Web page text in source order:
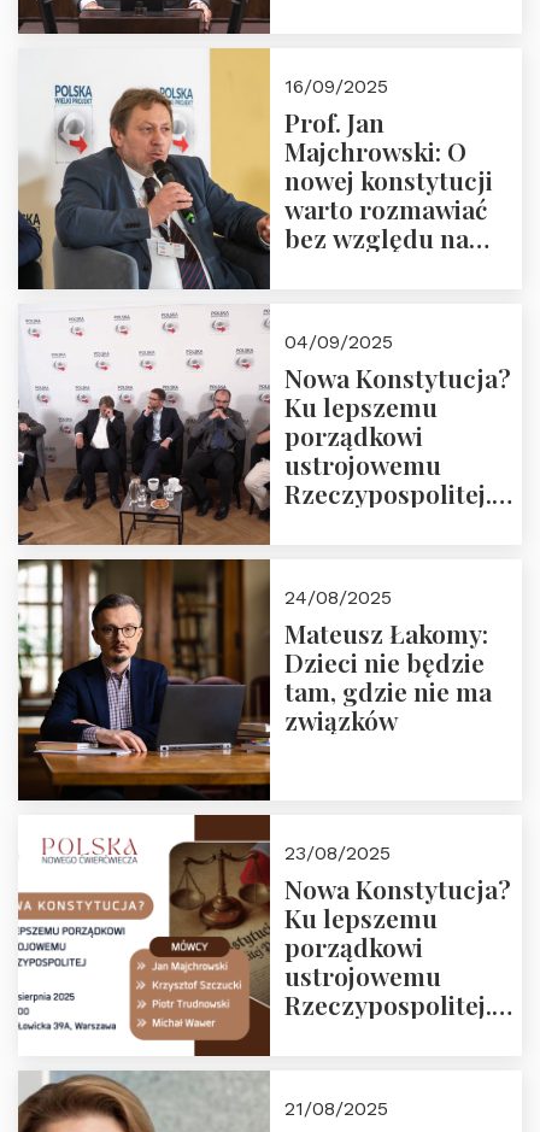
16/09/2025
Prof. Jan
Majchrowski: O
nowej konstytucji
warto rozmawiać
bez względu na
04/09/2025
Nowa Konstytucja?
Ku lepszemu
porządkowi
ustrojowemu
Rzeczypospolitej.
24/08/2025
Mateusz Łakomy:
Dzieci nie będzie
tam, gdzie nie ma
związków
23/08/2025
Nowa Konstytucja?
Ku lepszemu
porządkowi
ustrojowemu
Rzeczypospolitej.
Nowego
21/08/2025